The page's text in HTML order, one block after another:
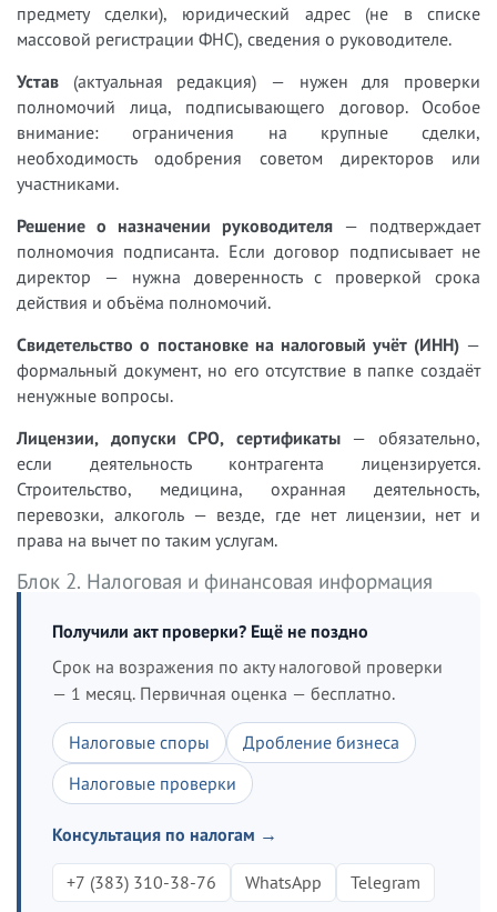
предмету сделки), юридический адрес (не в списке
массовой регистрации ФНС), сведения о руководителе.
Устав (актуальная редакция) — нужен для проверки
полномочий лица, подписывающего договор. Особое
внимание: ограничения на крупные сделки,
необходимость одобрения советом директоров или
участниками.
Решение о назначении руководителя — подтверждает
полномочия подписанта. Если договор подписывает не
директор — нужна доверенность с проверкой срока
действия и объёма полномочий.
Свидетельство о постановке на налоговый учёт (ИНН)—
формальный документ, но его отсутствие в папке создаёт
ненужные вопросы.
Лицензии, допуски СРО, сертификаты— обязательно,
если деятельность контрагента лицензируется.
Строительство, медицина, охранная деятельность,
перевозки, алкоголь — везде, где нет лицензии, нет и
права на вычет по таким услугам.
Блок 2. Налоговая и финансовая информация
Получили акт проверки? Ещё не поздно
Срок на возражения по акту налоговой проверки
— 1 месяц. Первичная оценка — бесплатно.
Налоговые споры
Дробление бизнеса
Налоговые проверки
Консультация по налогам →
+7 (383) 310-38-76 WhatsApp
Telegram